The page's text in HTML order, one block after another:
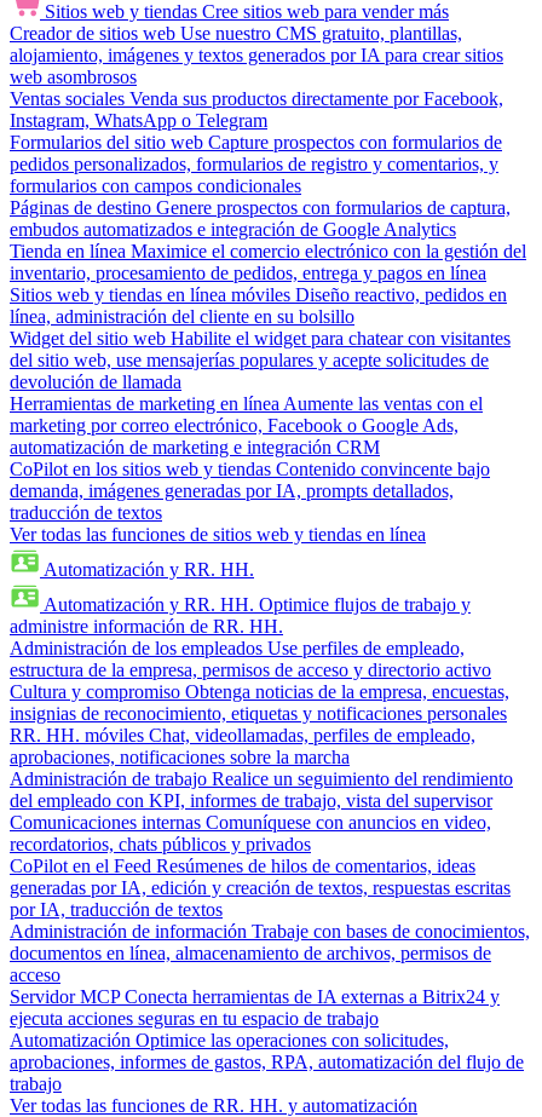
Sitios web y tiendas Cree sitios web para vender más
Creador de sitios web Use nuestro CMS gratuito, plantillas,
alojamiento, imágenes y textos generados por IA para crear sitios
web asombrosos
Ventas sociales Venda sus productos directamente por Facebook,
Instagram, WhatsApp o Telegram
Formularios del sitio web Capture prospectos con formularios de
pedidos personalizados, formularios de registro y comentarios, y
formularios con campos condicionales
Páginas de destino Genere prospectos con formularios de captura,
embudos automatizados e integración de Google Analytics
Tienda en línea Maximice el comercio electrónico con la gestión del
inventario, procesamiento de pedidos, entrega y pagos en línea
Sitios web y tiendas en línea móviles Diseño reactivo, pedidos en
línea, administración del cliente en su bolsillo
Widget del sitio web Habilite el widget para chatear con visitantes
del sitio web, use mensajerías populares y acepte solicitudes de
devolución de llamada
Herramientas de marketing en línea Aumente las ventas con el
marketing por correo electrónico, Facebook o Google Ads,
automatización de marketing e integración CRM
CoPilot en los sitios web y tiendas Contenido convincente bajo
demanda, imágenes generadas por IA, prompts detallados,
traducción de textos
Ver todas las funciones de sitios web y tiendas en línea
Automatización y RR. HH.
Automatización y RR. HH. Optimice flujos de trabajo y
administre información de RR. HH.
Administración de los empleados Use perfiles de empleado,
estructura de la empresa, permisos de acceso y directorio activo
Cultura y compromiso Obtenga noticias de la empresa, encuestas,
insignias de reconocimiento, etiquetas y notificaciones personales
RR. HH. móviles Chat, videollamadas, perfiles de empleado,
aprobaciones, notificaciones sobre la marcha
Administración de trabajo Realice un seguimiento del rendimiento
del empleado con KPI, informes de trabajo, vista del supervisor
Comunicaciones internas Comuníquese con anuncios en video,
recordatorios, chats públicos y privados
CoPilot en el Feed Resúmenes de hilos de comentarios, ideas
generadas por IA, edición y creación de textos, respuestas escritas
por IA, traducción de textos
Administración de información Trabaje con bases de conocimientos,
documentos en línea, almacenamiento de archivos, permisos de
acceso
Servidor MCP Conecta herramientas de IA externas a Bitrix24 y
ejecuta acciones seguras en tu espacio de trabajo
Automatización Optimice las operaciones con solicitudes,
aprobaciones, informes de gastos, RPA, automatización del flujo de
trabajo
Ver todas las funciones de RR. HH. y automatización